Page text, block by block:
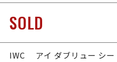
SOLD
IWC アイ ダブリュー シー